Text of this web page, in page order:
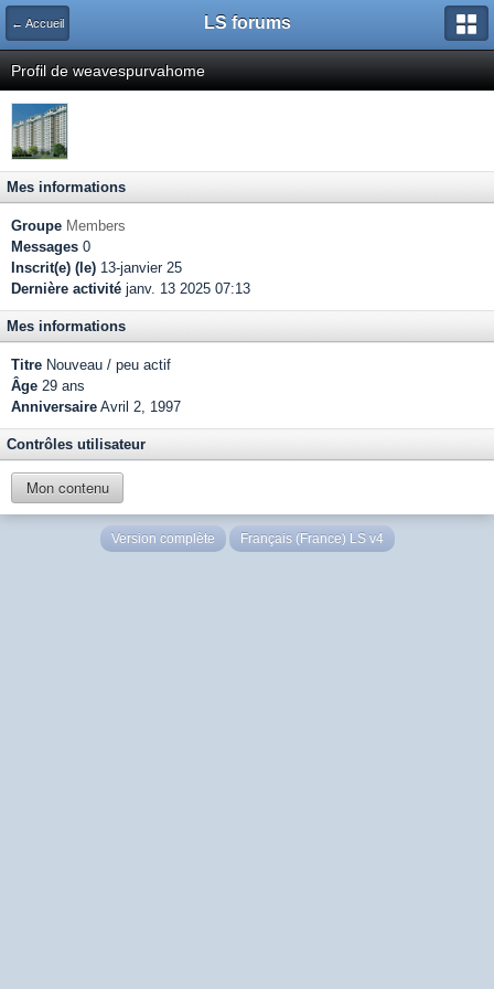
← Accueil LS forums
Profil de weavespurvahome
Mes informations
Groupe Members
Messages 0
Inscrit(e) (le) 13-janvier 25
Dernière activité janv. 13 2025 07:13
Mes informations
Titre Nouveau / peu actif
Âge 29 ans
Anniversaire Avril 2, 1997
Contrôles utilisateur
Mon contenu
Version complète Français (France) LS v4